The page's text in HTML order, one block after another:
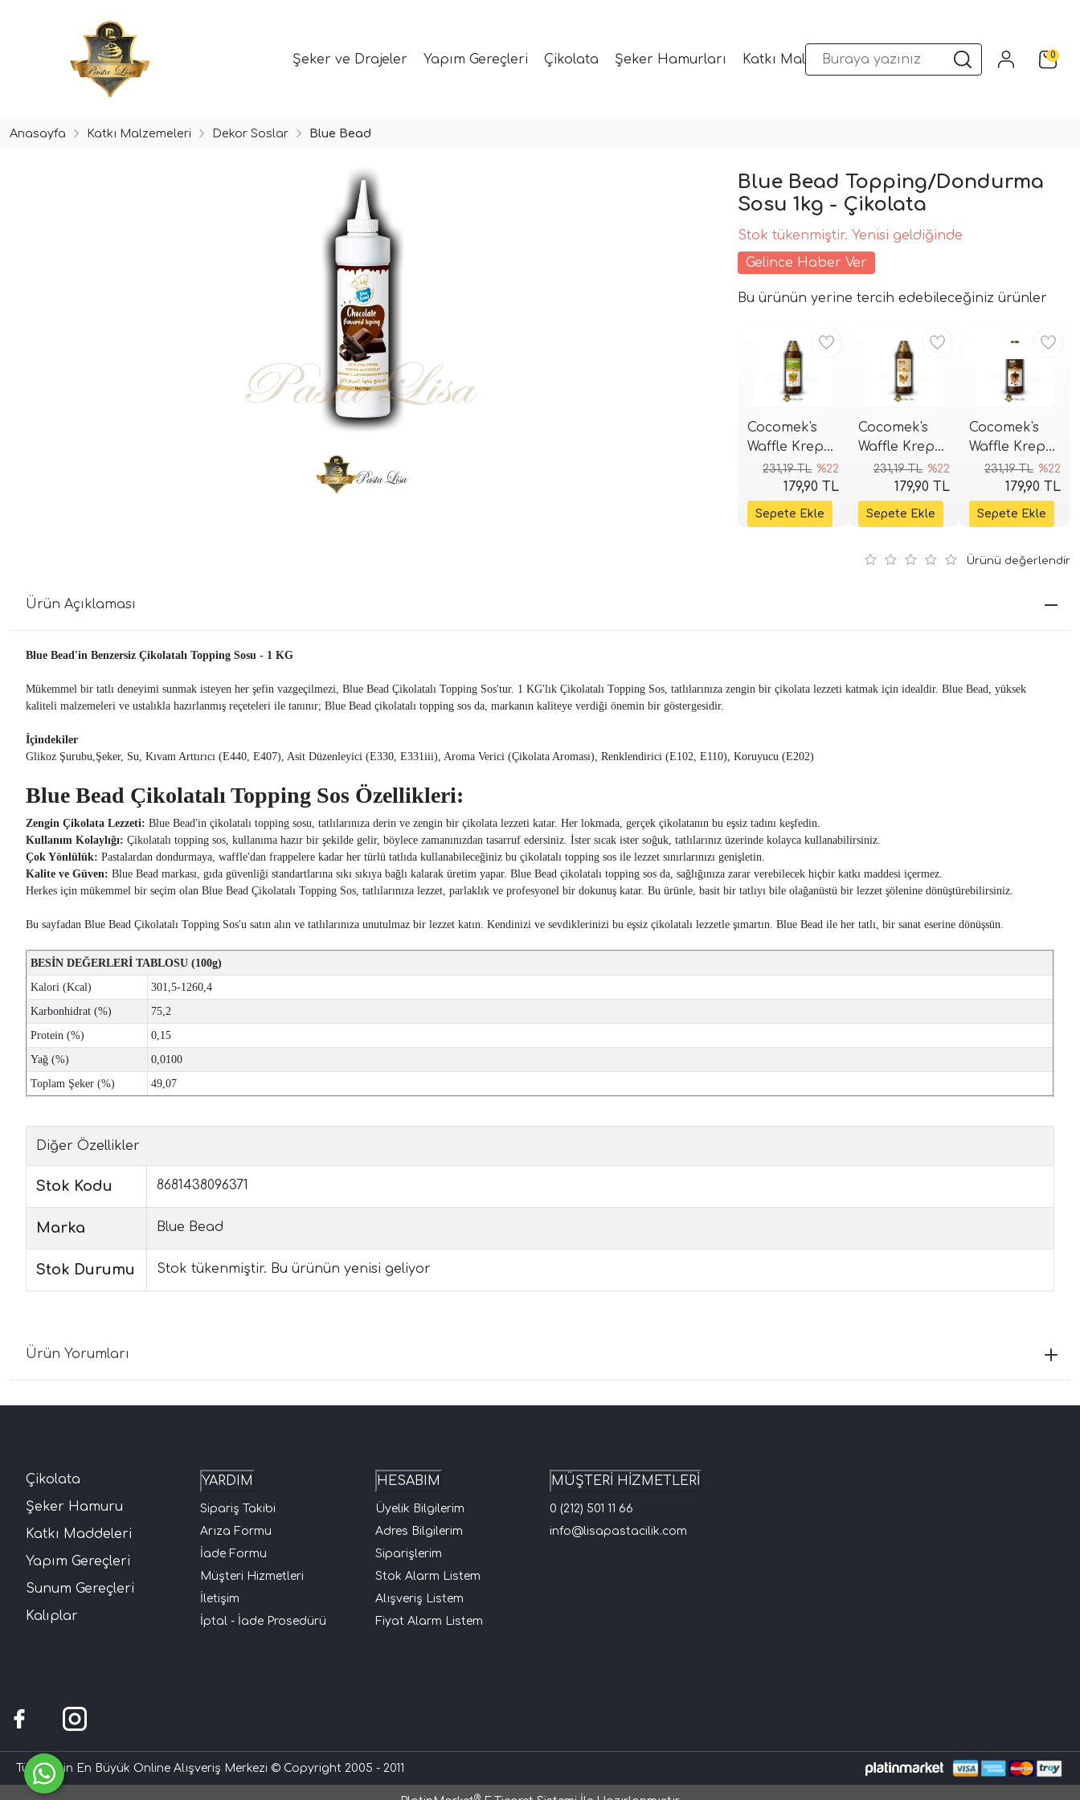
Şeker ve Drajeler Yapım Gereçleri Çikolata Şeker Hamurları Katkı Malzemeleri Sunum Gereçleri Kalıplar0
Anasayfa Katkı Malzemeleri Dekor Soslar Blue Bead
Blue Bead Topping/Dondurma
Sosu 1kg - Çikolata
Stok tükenmiştir. Yenisi geldiğinde
Gelince Haber Ver
Bu ürünün yerine tercih edebileceğiniz ürünler
Cocomek's
Waffle Krep
Pankek Sosu
300g - Antep
Fıstığı
231,19 TL %22
179,90 TL
Aynı Gün Kargo
Cocomek's
Waffle Krep
Pankek Sosu
300g - Beyaz
Çikolata
231,19 TL %22
179,90 TL
Aynı Gün Kargo
Cocomek's
Waffle Krep
Pankek Sosu
300g - Bitter
Çikolata
231,19 TL %22
179,90 TL
Aynı Gün Kargo
Ürünü değerlendir
Ürün Açıklaması
Blue Bead'in Benzersiz Çikolatalı Topping Sosu - 1 KG
Mükemmel bir tatlı deneyimi sunmak isteyen her şefin vazgeçilmezi, Blue Bead Çikolatalı Topping Sos'tur. 1 KG'lık Çikolatalı Topping Sos, tatlılarınıza zengin bir çikolata lezzeti katmak için idealdir. Blue Bead, yüksek
kaliteli malzemeleri ve ustalıkla hazırlanmış reçeteleri ile tanınır; Blue Bead çikolatalı topping sos da, markanın kaliteye verdiği önemin bir göstergesidir.
İçindekiler
Glikoz Şurubu,Şeker, Su, Kıvam Arttırıcı (E440, E407), Asit Düzenleyici (E330, E331iii), Aroma Verici (Çikolata Aroması), Renklendirici (E102, E110), Koruyucu (E202)
Blue Bead Çikolatalı Topping Sos Özellikleri:
Zengin Çikolata Lezzeti: Blue Bead'in çikolatalı topping sosu, tatlılarınıza derin ve zengin bir çikolata lezzeti katar. Her lokmada, gerçek çikolatanın bu eşsiz tadını keşfedin.
Kullanım Kolaylığı: Çikolatalı topping sos, kullanıma hazır bir şekilde gelir, böylece zamanınızdan tasarruf edersiniz. İster sıcak ister soğuk, tatlılarınız üzerinde kolayca kullanabilirsiniz.
Çok Yönlülük: Pastalardan dondurmaya, waffle'dan frappelere kadar her türlü tatlıda kullanabileceğiniz bu çikolatalı topping sos ile lezzet sınırlarınızı genişletin.
Kalite ve Güven: Blue Bead markası, gıda güvenliği standartlarına sıkı sıkıya bağlı kalarak üretim yapar. Blue Bead çikolatalı topping sos da, sağlığınıza zarar verebilecek hiçbir katkı maddesi içermez.
Herkes için mükemmel bir seçim olan Blue Bead Çikolatalı Topping Sos, tatlılarınıza lezzet, parlaklık ve profesyonel bir dokunuş katar. Bu ürünle, basit bir tatlıyı bile olağanüstü bir lezzet şölenine dönüştürebilirsiniz.
Bu sayfadan Blue Bead Çikolatalı Topping Sos'u satın alın ve tatlılarınıza unutulmaz bir lezzet katın. Kendinizi ve sevdiklerinizi bu eşsiz çikolatalı lezzetle şımartın. Blue Bead ile her tatlı, bir sanat eserine dönüşsün.
BESİN DEĞERLERİ TABLOSU (100g)
Kalori (Kcal)
301,5-1260,4
Karbonhidrat (%)
75,2
Protein (%)
0,15
Yağ (%)
0,0100
Toplam Şeker (%)
49,07
Diğer Özellikler
Stok Kodu 8681438096371
Marka Blue Bead
Stok Durumu Stok tükenmiştir. Bu ürünün yenisi geliyor
Ürün Yorumları
Çikolata
Şeker Hamuru
Katkı Maddeleri
Yapım Gereçleri
Sunum Gereçleri
Kalıplar
YARDIM
Sipariş Takibi
Arıza Formu
İade Formu
Müşteri Hizmetleri
İletişim
İptal - İade Prosedürü
HESABIM
Üyelik Bilgilerim
Adres Bilgilerim
Siparişlerim
Stok Alarm Listem
Alışveriş Listem
Fiyat Alarm Listem
MÜŞTERİ HİZMETLERİ
0 (212) 501 11 66
info@lisapastacilik.com
Türkiye'nin En Büyük Online Alışveriş Merkezi © Copyright 2005 - 2011
®